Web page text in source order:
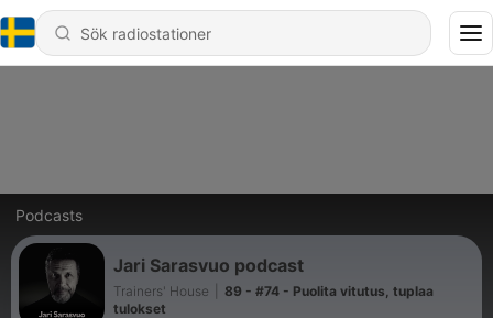
Podcasts
Jari Sarasvuo podcast
Trainers' House
89 - #74 - Puolita vitutus, tuplaa
tulokset